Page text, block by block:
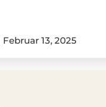
Februar 13, 2025